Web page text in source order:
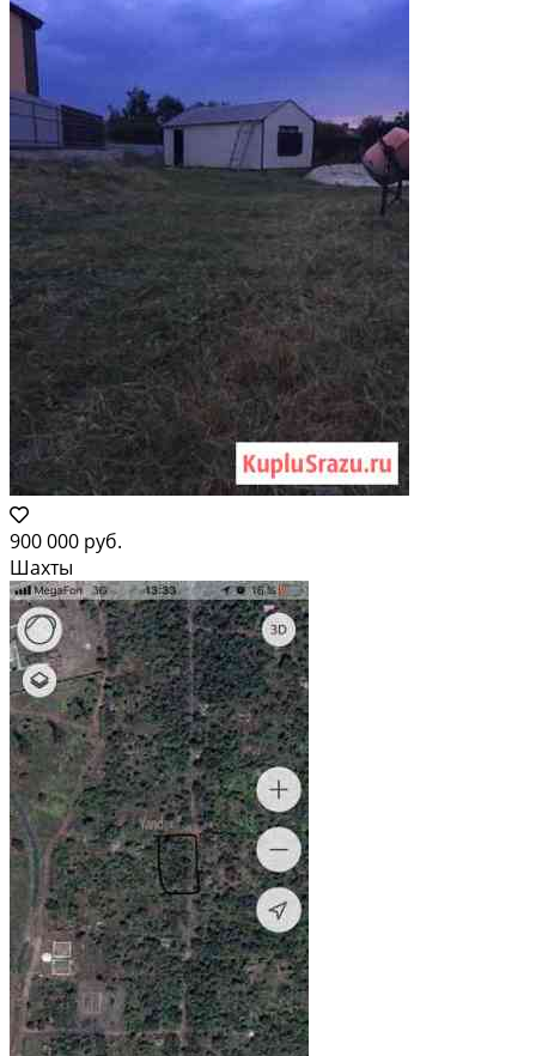
900 000 руб.
Шахты